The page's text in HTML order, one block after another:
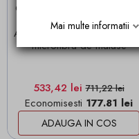
Covor Plusat, EGO-Rabbit, L
Grey, 3 cm grosime, spate
Anti-Derapant, 200x200 cm,
microfibra de matase
Pret
533,42 leiPret de baza
711,22 lei
Economisesti 177.81 lei
ADAUGA IN COS
Mai multe informatii